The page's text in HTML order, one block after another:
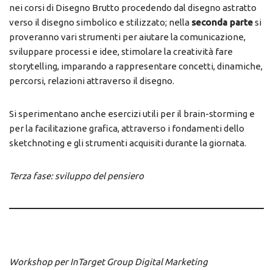
nei corsi di Disegno Brutto procedendo dal disegno astratto
verso il disegno simbolico e stilizzato; nella seconda partesi
proveranno vari strumenti per aiutare la comunicazione,
sviluppare processi e idee, stimolare la creatività fare
storytelling, imparando a rappresentare concetti, dinamiche,
percorsi, relazioni attraverso il disegno.
Si sperimentano anche esercizi utili per il brain-storming e
per la facilitazione grafica, attraverso i fondamenti dello
sketchnoting e gli strumenti acquisiti durante la giornata.
Terza fase: sviluppo del pensiero
Workshop per InTarget Group Digital Marketing